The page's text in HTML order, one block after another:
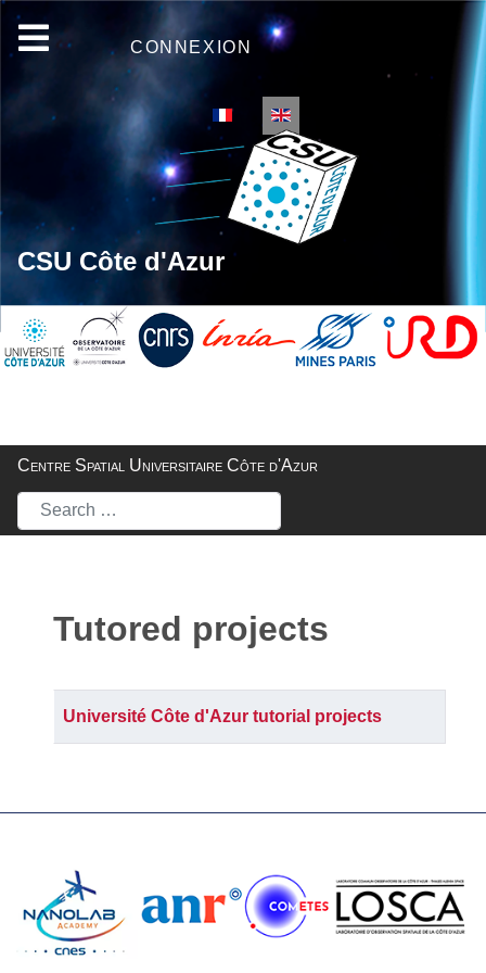
CONNEXION
Select your language
CSU Côte d'Azur
Centre Spatial Universitaire Côte d'Azur
Rechercher
Tutored projects
Articles
Title
Université Côte d'Azur tutorial projects